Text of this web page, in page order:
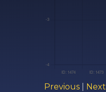
Previous Next